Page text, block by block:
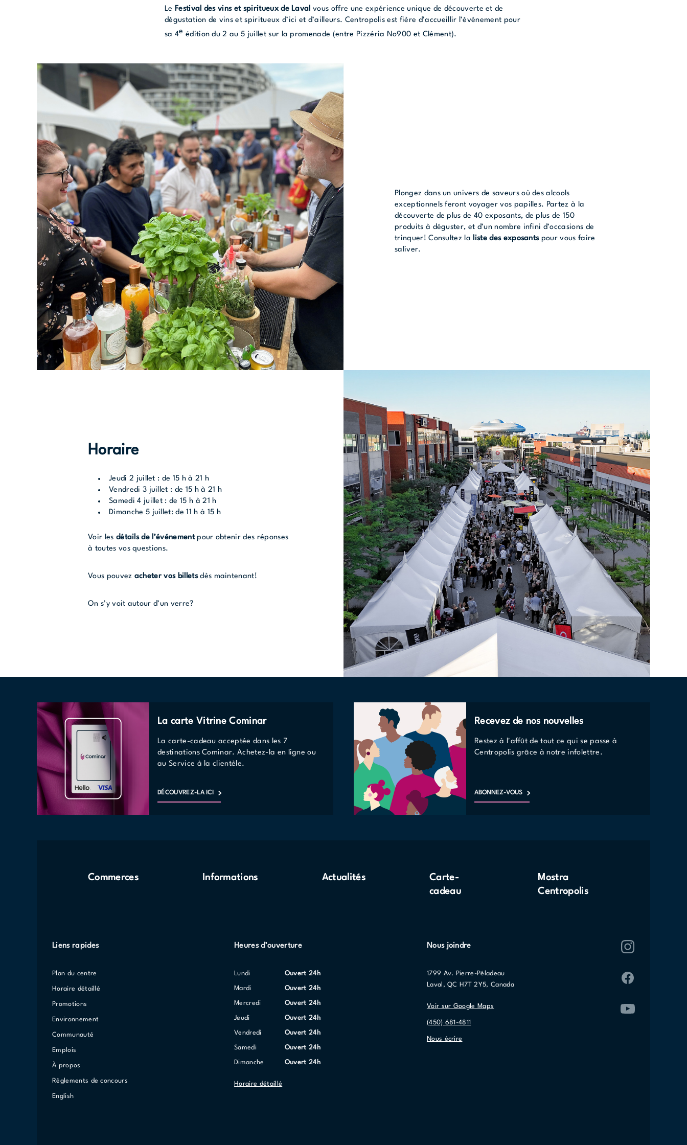
Le Festival des vins et spiritueux de Laval vous offre une expérience unique de découverte et de
dégustation de vins et spiritueux d’ici et d’ailleurs. Centropolis est fière d’accueillir l’événement pour
sa 4e édition du 2 au 5 juillet sur la promenade (entre Pizzéria No900 et Clément).
Plongez dans un univers de saveurs où des alcools
exceptionnels feront voyager vos papilles. Partez à la
découverte de plus de 40 exposants, de plus de 150
produits à déguster, et d’un nombre infini d’occasions de
trinquer! Consultez laliste des exposantspour vous faire
saliver.
Horaire
Jeudi 2 juillet : de 15 h à 21 h
Vendredi 3 juillet : de 15 h à 21 h
Samedi 4 juillet : de 15 h à 21 h
Dimanche 5 juillet: de 11 h à 15 h
Voir les détails de l’événementpour obtenir des réponses
à toutes vos questions.
Vous pouvez acheter vos billetsdès maintenant!
On s’y voit autour d’un verre?
La carte Vitrine Cominar
La carte-cadeau acceptée dans les 7
destinations Cominar. Achetez-la en ligne ou
au Service à la clientèle.
DÉCOUVREZ-LA ICI
Recevez de nos nouvelles
Restez à l'affût de tout ce qui se passe à
Centropolis grâce à notre infolettre.
ABONNEZ-VOUS
Commerces Informations Actualités
Carte-
cadeau
Mostra
Centropolis
Liens rapides
Plan du centre
Horaire détaillé
Promotions
Environnement
Communauté
Emplois
À propos
Règlements de concours
English
Heures d’ouverture
lundi Ouvert 24h
mardi Ouvert 24h
mercredi Ouvert 24h
jeudi Ouvert 24h
vendredi Ouvert 24h
samedi Ouvert 24h
dimanche Ouvert 24h
Horaire détaillé
Nous joindre
1799 Av. Pierre-Péladeau
Laval, QC H7T 2Y5, Canada
Voir sur Google Maps
(450) 681-4811
Nous écrire